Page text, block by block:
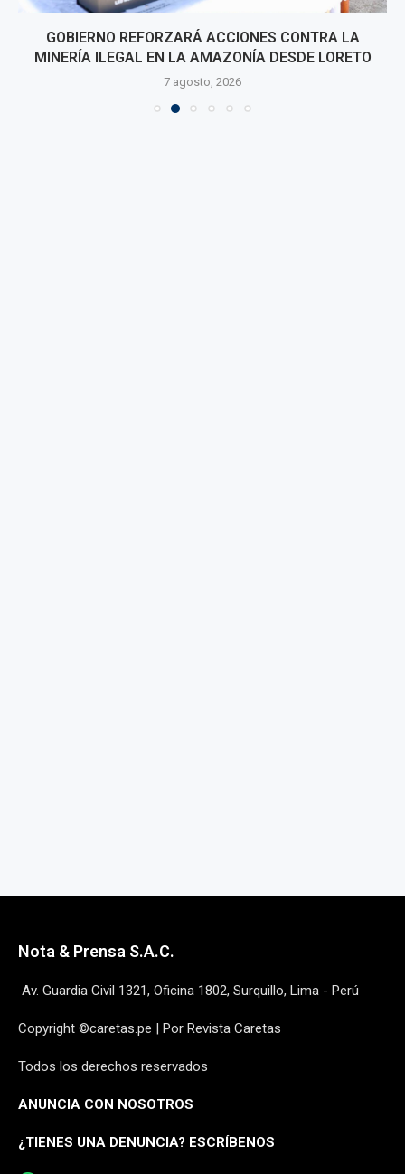
GOBIERNO REFORZARÁ ACCIONES CONTRA LA
MINERÍA ILEGAL EN LA AMAZONÍA DESDE LORETO
7 agosto, 2026
Nota & Prensa S.A.C.
Av. Guardia Civil 1321, Oficina 1802, Surquillo, Lima - Perú
Copyright ©caretas.pe | Por Revista Caretas
Todos los derechos reservados
ANUNCIA CON NOSOTROS
¿TIENES UNA DENUNCIA? ESCRÍBENOS